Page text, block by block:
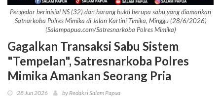
Pengedar berinisial NS (32) dan barang bukti berupa sabu yang diamankan
Satnarkoba Polres Mimika di Jalan Kartini Timika, Minggu (28/6/2026)
(Salampapua.com/Satresnarkoba Polres Mimika)
Gagalkan Transaksi Sabu Sistem
"Tempelan", Satresnarkoba Polres
Mimika Amankan Seorang Pria
28 Jun 2026 by Redaksi Salam Papua